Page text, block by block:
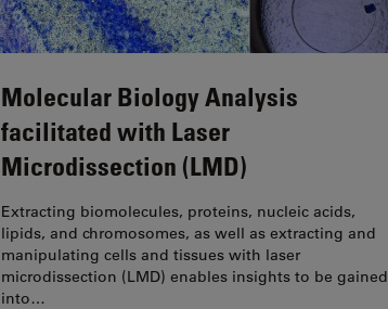
Molecular Biology Analysis
facilitated with Laser
Microdissection (LMD)
Extracting biomolecules, proteins, nucleic acids,
lipids, and chromosomes, as well as extracting and
manipulating cells and tissues with laser
microdissection (LMD) enables insights to be gained
into…